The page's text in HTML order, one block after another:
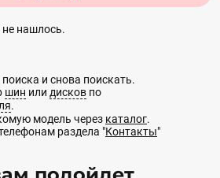
нашлось.
и снова поискать.
шин или дисков по
.
модель через каталог.
раздела "Контакты"